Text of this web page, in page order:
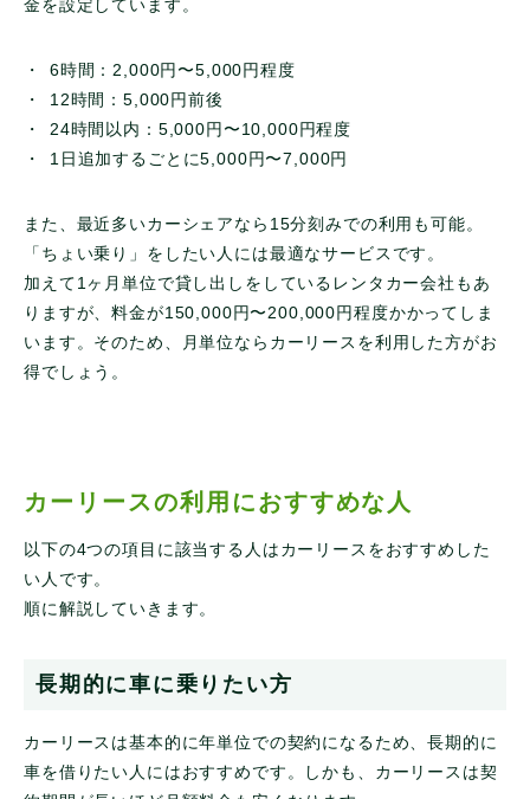
金を設定しています。
6時間：2,000円〜5,000円程度
12時間：5,000円前後
24時間以内：5,000円〜10,000円程度
1日追加するごとに5,000円〜7,000円
また、最近多いカーシェアなら15分刻みでの利用も可能。
「ちょい乗り」をしたい人には最適なサービスです。
加えて1ヶ月単位で貸し出しをしているレンタカー会社もあ
りますが、料金が150,000円〜200,000円程度かかってしま
います。そのため、月単位ならカーリースを利用した方がお
得でしょう。
カーリースの利用におすすめな人
以下の4つの項目に該当する人はカーリースをおすすめした
い人です。
順に解説していきます。
長期的に車に乗りたい方
カーリースは基本的に年単位での契約になるため、長期的に
車を借りたい人にはおすすめです。しかも、カーリースは契